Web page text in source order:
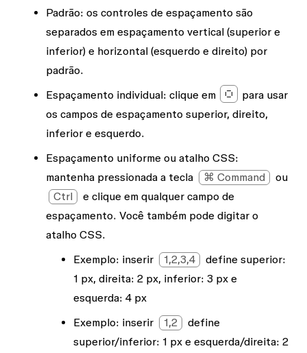
Padrão: os controles de espaçamento são
separados em espaçamento vertical (superior e
inferior) e horizontal (esquerdo e direito) por
padrão.
Espaçamento individual: clique em
para usar
os campos de espaçamento superior, direito,
inferior e esquerdo.
Espaçamento uniforme ou atalho CSS:
mantenha pressionada a tecla
⌘ Command
ou
Ctrl
e clique em qualquer campo de
espaçamento. Você também pode digitar o
atalho CSS.
Exemplo: inserir
1,2,3,4
define superior:
1 px, direita: 2 px, inferior: 3 px e
esquerda: 4 px
Exemplo: inserir
1,2
define
superior/inferior: 1 px e esquerda/direita: 2